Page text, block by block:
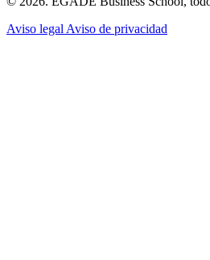
Aviso legal Aviso de privacidad